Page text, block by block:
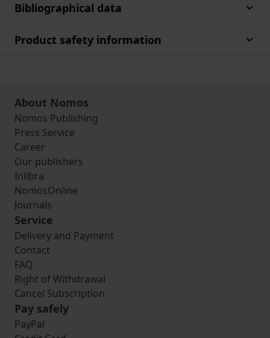
Bibliographical data
Product safety information
About Nomos
Nomos Publishing
Press Service
Career
Our publishers
Inlibra
NomosOnline
Journals
Service
Delivery and Payment
Contact
FAQ
Right of Withdrawal
Cancel Subscription
Pay safely
PayPal